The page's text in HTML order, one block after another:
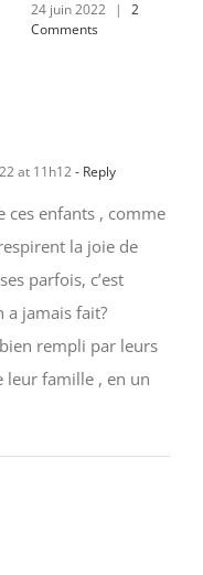
enfants , comme
la joie de
parfois, c’est
a jamais fait?
rempli par leurs
famille , en un